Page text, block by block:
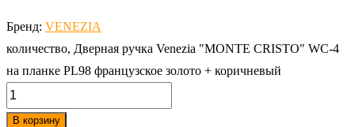
Бренд: VENEZIA
количество, Дверная ручка Venezia "MONTE CRISTO" WC-4
на планке PL98 французское золото + коричневый
В корзину